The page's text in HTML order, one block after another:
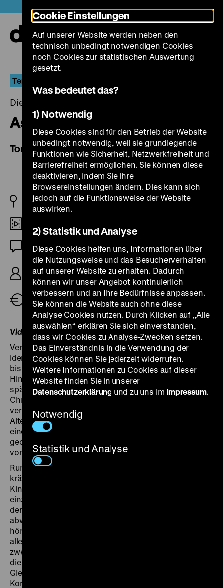
zum
Seiteninhalt
springen
Terror und Transgression im Niemandsland
Dienstag, 14. September 2021, 20.00 Uhr
Ashita no Shokutaku
Tomorrow's Dining Table
JP 2021
OmeU
R: Takahisa Zeze, B: Tomoko Ogawa, D: Keito
Akutsu, Shunsuke Daitô, Kisetsu Fujiwara, 124’
Tickets
Video-Einführung: Lukas Foerster
Verstörende Bilder zum Filmstart: Eine nicht klar
identifizierbare Frau schlägt und schreit ein Kind an,
bis dieses bewusstlos am Boden zusammensackt. Die
Hintergründe der Tat legtAshita no Shokutaku
spät offen. Zunächst springt der Film in der
Chronologie zurück und faltet die miteinander
verschränkten Geschichten dreier Mütter mittleren
Alters auf, die alle denselben Nachnamen tragen und
einen 10-jährigen Sohn Yu haben, ansonsten aber
geographisch und durch Klassenunterschiede
voneinander getrennt sind.
Rumiko bloggt aus der Präfaktur Kanagawa über die
kräftezehrende Erziehung ihrer beiden aufmüpfigen
Kinder und versucht wieder ins Vollzeit-Berufsleben
einzusteigen. Währenddessen bahnen sich zwischen
der Hausfrau Asumi und ihrem größtenteils
abwesenden, der nebenan lebenden Schwiegermutter
hörigen Geschäftsmann-Gatten Spannungen an. Die
alleinerziehende Kana schlägt sich indes in Osaka mit
zwei Jobs durch. Auf unterschiedliche Weisen geraten
die Leben der drei Frauen zunehmend aus dem
Gleichgewicht – was auch zu immer intensiveren
Konflikten mit dem Nachwuchs führt.
Cookie Einstellungen
Auf unserer Website werden neben den
technisch unbedingt notwendigen Cookies
noch Cookies zur statistischen Auswertung
gesetzt.
Was bedeutet das?
1) Notwendig
Diese Cookies sind für den Betrieb der Website
unbedingt notwendig, weil sie grundlegende
Funktionen wie Sicherheit, Netzwerkfreiheit und
Barrierefreiheit ermöglichen. Sie können diese
deaktivieren, indem Sie ihre
Browsereinstellungen ändern. Dies kann sich
jedoch auf die Funktionsweise der Website
auswirken.
2) Statistik und Analyse
Diese Cookies helfen uns, Informationen über
die Nutzungsweise und das Besucherverhalten
auf unserer Website zu erhalten. Dadurch
können wir unser Angebot kontinuierlich
verbessern und an Ihre Bedürfnisse anpassen.
Sie können die Website auch ohne diese
Analyse Cookies nutzen. Durch Klicken auf „Alle
auswählen“ erklären Sie sich einverstanden,
dass wir Cookies zu Analyse-Zwecken setzen.
Das Einverständnis in die Verwendung der
Cookies können Sie jederzeit widerrufen.
Weitere Informationen zu Cookies auf dieser
Website finden Sie in unserer
Datenschutzerklärung und zu uns im Impressum.
Notwendig
Statistik und Analyse